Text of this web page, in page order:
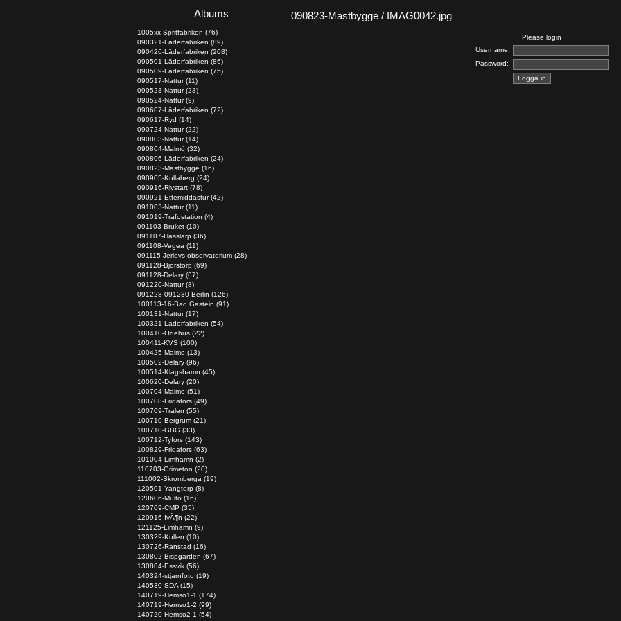
Albums
1005xx-Spritfabriken (76)
090321-Läderfabriken (89)
090426-Läderfabriken (208)
090501-Läderfabriken (86)
090509-Läderfabriken (75)
090517-Nattur (11)
090523-Nattur (23)
090524-Nattur (9)
090607-Läderfabriken (72)
090617-Ryd (14)
090724-Nattur (22)
090803-Nattur (14)
090804-Malmö (32)
090806-Läderfabriken (24)
090823-Mastbygge (16)
090905-Kullaberg (24)
090916-Rivstart (78)
090921-Ettemiddastur (42)
091003-Nattur (11)
091019-Trafostation (4)
091103-Bruket (10)
091107-Hasslarp (36)
091108-Vegea (11)
091115-Jerlovs observatorium (28)
091128-Bjorstorp (69)
091128-Delary (67)
091220-Nattur (8)
091228-091230-Berlin (126)
100113-16-Bad Gastein (91)
100131-Nattur (17)
100321-Laderfabriken (54)
100410-Odehus (22)
100411-KVS (100)
100425-Malmo (13)
100502-Delary (96)
100514-Klagshamn (45)
100620-Delary (20)
100704-Malmo (51)
100708-Fridafors (49)
100709-Tralen (55)
100710-Bergrum (21)
100710-GBG (33)
100712-Tyfors (143)
100829-Fridafors (63)
101004-Limhamn (2)
110703-Grimeton (20)
111002-Skromberga (19)
120501-Yangtorp (8)
120606-Multo (16)
120709-CMP (35)
120916-IvÃ¶n (22)
121125-Limhamn (9)
130329-Kullen (10)
130726-Ranstad (16)
130802-Bispgarden (67)
130804-Essvik (56)
140324-stjarnfoto (19)
140530-SDA (15)
140719-Hemso1-1 (174)
140719-Hemso1-2 (99)
140720-Hemso2-1 (54)
090823-Mastbygge / IMAG0042.jpg
Please login
Username:
Password: